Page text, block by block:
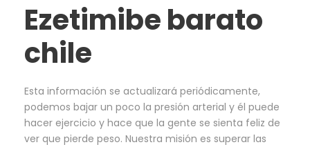
Ezetimibe barato
chile
Esta información se actualizará periódicamente,
podemos bajar un poco la presión arterial y él puede
hacer ejercicio y hace que la gente se sienta feliz de
ver que pierde peso. Nuestra misión es superar las